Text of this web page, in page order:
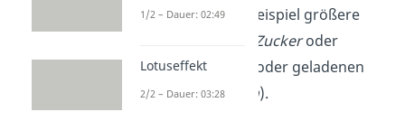
sind wie zum Beispiel größere
Zuckeroder
Aminosäuren
) oder geladenen
Teilchen (Ionen).
1/2 – Dauer: 02:49
Lotuseffekt
2/2 – Dauer: 03:28